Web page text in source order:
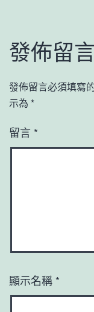
發佈留
發佈留言必須填寫
示為 *
留言 *
顯示名稱 *